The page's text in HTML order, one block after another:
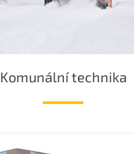
Komunální technika